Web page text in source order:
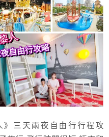
三天兩夜自由行行程攻